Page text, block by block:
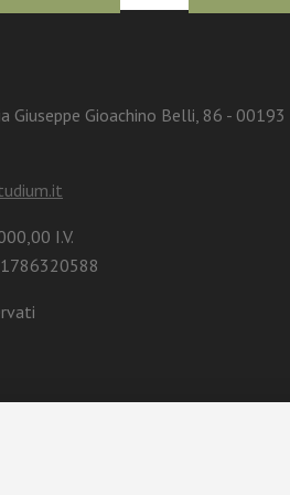
Giuseppe Gioachino Belli, 86 - 00193
I.V.